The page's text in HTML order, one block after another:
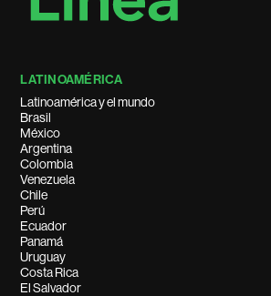
LATINOAMÉRICA
Latinoamérica y el mundo
Brasil
México
Argentina
Colombia
Venezuela
Chile
Perú
Ecuador
Panamá
Uruguay
Costa Rica
El Salvador